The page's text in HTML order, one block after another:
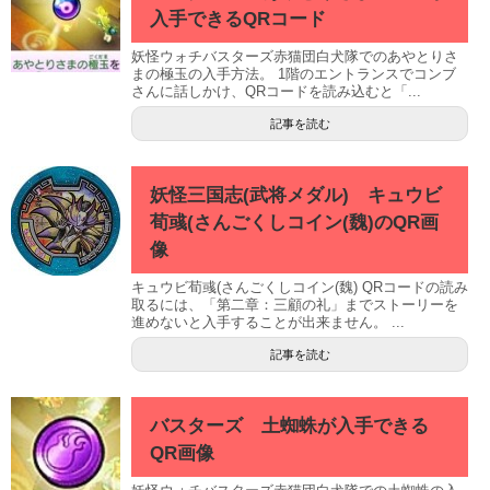
入手できるQRコード
妖怪ウォチバスターズ赤猫団白犬隊でのあやとりさ
まの極玉の入手方法。 1階のエントランスでコンブ
さんに話しかけ、QRコードを読み込むと「...
記事を読む
妖怪三国志(武将メダル) キュウビ
荀彧(さんごくしコイン(魏)のQR画
像
キュウビ荀彧(さんごくしコイン(魏) QRコードの読み
取るには、「第二章：三顧の礼」までストーリーを
進めないと入手することが出来ません。 ...
記事を読む
バスターズ 土蜘蛛が入手できる
QR画像